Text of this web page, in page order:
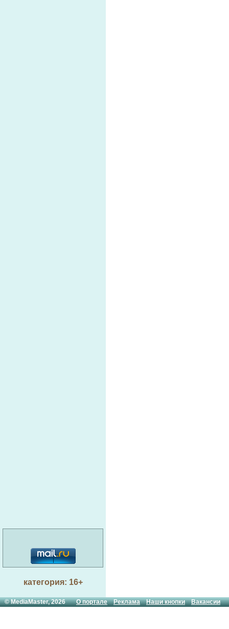
категория: 16+
© MediaMaster, 2026О портале Реклама Наши кнопки Вакансии